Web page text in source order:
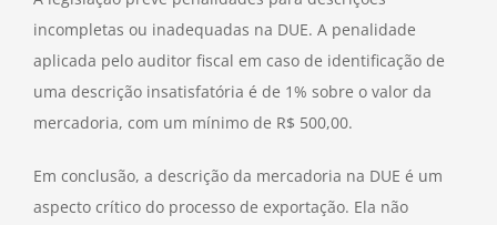
incompletas ou inadequadas na DUE. A penalidade
aplicada pelo auditor fiscal em caso de identificação de
uma descrição insatisfatória é de 1% sobre o valor da
mercadoria, com um mínimo de R$ 500,00.
Em conclusão, a descrição da mercadoria na DUE é um
aspecto crítico do processo de exportação. Ela não